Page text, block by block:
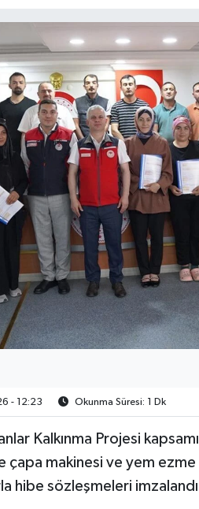
- 12:23 Okunma Süresi: 1 Dk
Kalkınma Projesi
çapa makinesi ve yem
hibe sözleşmeleri